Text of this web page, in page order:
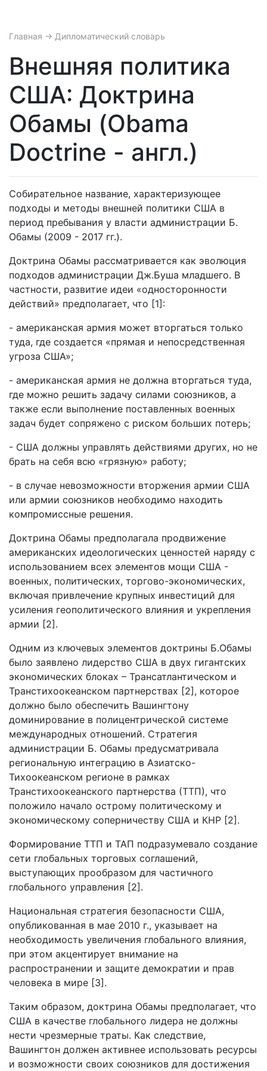
Главная → Дипломатический словарь
Внешняя политика
США: Доктрина
Обамы (Obama
Doctrine - англ.)
Собирательное название, характеризующее
подходы и методы внешней политики США в
период пребывания у власти администрации Б.
Обамы (2009 - 2017 гг.).
Доктрина Обамы рассматривается как эволюция
подходов администрации Дж.Буша младшего. В
частности, развитие идеи «односторонности
действий» предполагает, что [1]:
- американская армия может вторгаться только
туда, где создается «прямая и непосредственная
угроза США»;
- американская армия не должна вторгаться туда,
где можно решить задачу силами союзников, а
также если выполнение поставленных военных
задач будет сопряжено с риском больших потерь;
- США должны управлять действиями других, но не
брать на себя всю «грязную» работу;
- в случае невозможности вторжения армии США
или армии союзников необходимо находить
компромиссные решения.
Доктрина Обамы предполагала продвижение
американских идеологических ценностей наряду с
использованием всех элементов мощи США -
военных, политических, торгово-экономических,
включая привлечение крупных инвестиций для
усиления геополитического влияния и укрепления
армии [2].
Одним из ключевых элементов доктрины Б.Обамы
было заявлено лидерство США в двух гигантских
экономических блоках – Трансатлантическом и
Транстихоокеанском партнерствах [2], которое
должно было обеспечить Вашингтону
доминирование в полицентрической системе
международных отношений. Стратегия
администрации Б. Обамы предусматривала
региональную интеграцию в Азиатско-
Тихоокеанском регионе в рамках
Транстихоокеанского партнерства (ТТП), что
положило начало острому политическому и
экономическому соперничеству США и КНР [2].
Формирование ТТП и ТАП подразумевало создание
сети глобальных торговых соглашений,
выступающих прообразом для частичного
глобального управления [2].
Национальная стратегия безопасности США,
опубликованная в мае 2010 г., указывает на
необходимость увеличения глобального влияния,
при этом акцентирует внимание на
распространении и защите демократии и прав
человека в мире [3].
Таким образом, доктрина Обамы предполагает, что
США в качестве глобального лидера не должны
нести чрезмерные траты. Как следствие,
Вашингтон должен активнее использовать ресурсы
и возможности своих союзников для достижения